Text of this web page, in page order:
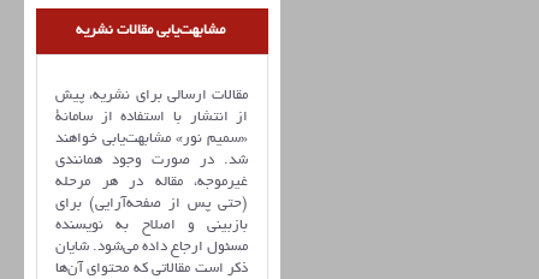
مشابهت‌یابی مقالات نشریه
مقالات ارسالی برای نشریه، پیش
از انتشار با استفاده از سامانۀ
«سمیم نور» مشابهت‌یابی خواهند
شد. در صورت وجود همانندی
غیرموجه، مقاله در هر مرحله
(حتی پس از صفحه‌آرایی) برای
بازبینی و اصلاح به نویسنده
مسئول ارجاع داده می‌شود. شایان
ذکر است مقالاتی که محتوای آن‌ها